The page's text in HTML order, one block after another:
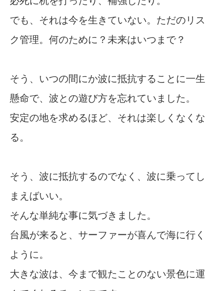
でも、それは今を生きていない。ただのリス
ク管理。何のために？未来はいつまで？
そう、いつの間にか波に抵抗することに一生
懸命で、波との遊び方を忘れていました。
安定の地を求めるほど、それは楽しくなくな
る。
そう、波に抵抗するのでなく、波に乗ってし
まえばいい。
そんな単純な事に気づきました。
台風が来ると、サーファーが喜んで海に行く
ように。
大きな波は、今まで観たことのない景色に運